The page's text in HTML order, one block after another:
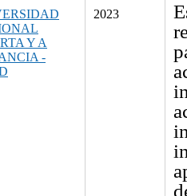
Y A
-
2023